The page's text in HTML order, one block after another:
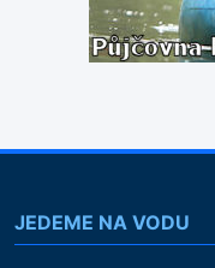
JEDEME NA VODU